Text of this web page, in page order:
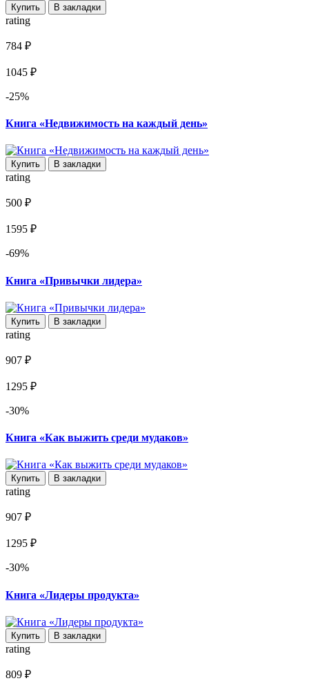
Купить В закладки
rating
784 ₽
1045 ₽
-25%
Книга «Недвижимость на каждый день»
Купить В закладки
rating
500 ₽
1595 ₽
-69%
Книга «Привычки лидера»
Купить В закладки
rating
907 ₽
1295 ₽
-30%
Книга «Как выжить среди мудаков»
Купить В закладки
rating
907 ₽
1295 ₽
-30%
Книга «Лидеры продукта»
Купить В закладки
rating
809 ₽